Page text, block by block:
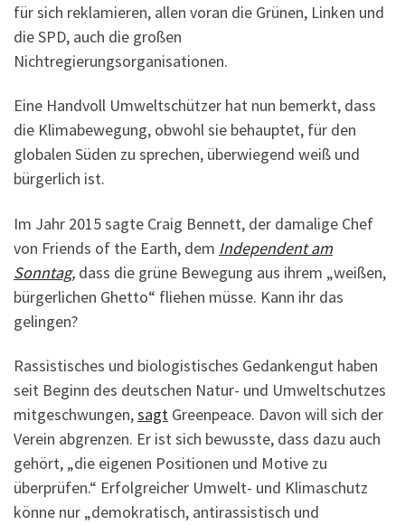
für sich reklamieren, allen voran die Grünen, Linken und
die SPD, auch die großen
Nichtregierungsorganisationen.
Eine Handvoll Umweltschützer hat nun bemerkt, dass
die Klimabewegung, obwohl sie behauptet, für den
globalen Süden zu sprechen, überwiegend weiß und
bürgerlich ist.
Im Jahr 2015 sagte Craig Bennett, der damalige Chef
von Friends of the Earth, dem Independent am
Sonntag, dass die grüne Bewegung aus ihrem „weißen,
bürgerlichen Ghetto“ fliehen müsse. Kann ihr das
gelingen?
Rassistisches und biologistisches Gedankengut haben
seit Beginn des deutschen Natur- und Umweltschutzes
mitgeschwungen,sagt Greenpeace. Davon will sich der
Verein abgrenzen. Er ist sich bewusste, dass dazu auch
gehört, „die eigenen Positionen und Motive zu
überprüfen.“ Erfolgreicher Umwelt- und Klimaschutz
könne nur „demokratisch, antirassistisch und